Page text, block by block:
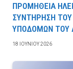
ΠΡΟΜΗΘΕΙΑ
ΣΥΝΤΗΡΗΣΗ
ΥΠΟΔΟΜΩΝ ΤΟΥ
18 ΙΟΥΝΊΟΥ 2026